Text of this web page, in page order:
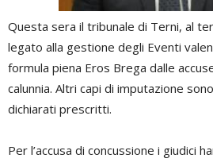
Questa sera il tribunale di Terni, al
legato alla gestione degli Eventi
formula piena Eros Brega dalle
calunnia. Altri capi di imputazione
dichiarati prescritti.
Per l’accusa di concussione i giudici